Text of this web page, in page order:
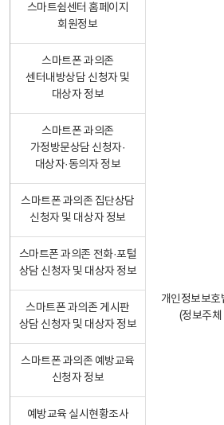
스마트쉼센터 홈페이지
회원정보
개인정보보
(정보주
스마트폰 과의존
센터내방상담 신청자 및
대상자 정보
스마트폰 과의존
가정방문상담 신청자·
대상자·동의자 정보
스마트폰 과의존 집단상담
신청자 및 대상자 정보
스마트폰 과의존 전화·포털
상담 신청자 및 대상자 정보
스마트폰 과의존 게시판
상담 신청자 및 대상자 정보
스마트폰 과의존 예방교육
신청자 정보
예방교육 실시현황조사